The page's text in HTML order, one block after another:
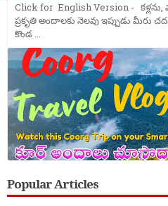
Click for English Version -
ప్రకృతి అందాలకు నెలవు ఇప్పుడు
కొండ ...
Popular Articles